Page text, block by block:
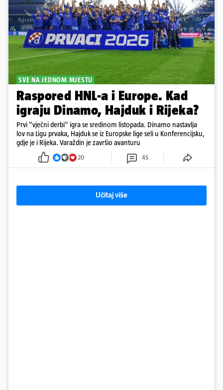
SVE NA JEDNOM MJESTU
Raspored HNL-a i Europe. Kad
igraju Dinamo, Hajduk i Rijeka?
Prvi "vječni derbi" igra se sredinom listopada. Dinamo nastavlja
lov na Ligu prvaka, Hajduk se iz Europske lige seli u Konferencijsku,
gdje je i Rijeka. Varaždin je završio avanturu
20 45
Učitaj više